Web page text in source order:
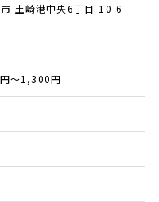
土崎港中央6丁目-10-6
～1,300円